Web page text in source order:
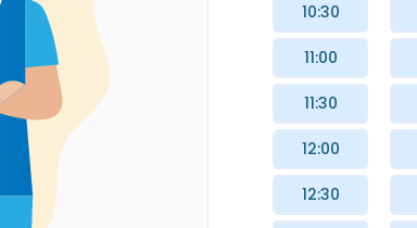
10:30
11:00
11:30
12:00
12:30